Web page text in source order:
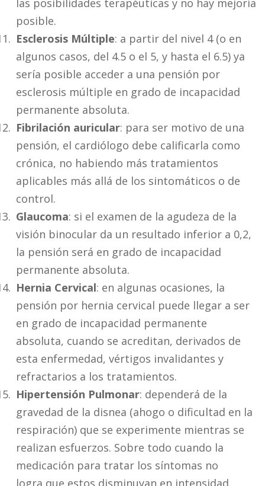
posible.
Esclerosis Múltiple: a partir del nivel 4 (o en
algunos casos, del 4.5 o el 5, y hasta el 6.5) ya
sería posible acceder a una pensión por
esclerosis múltiple en grado de incapacidad
permanente absoluta.
Fibrilación auricular: para ser motivo de una
pensión, el cardiólogo debe calificarla como
crónica, no habiendo más tratamientos
aplicables más allá de los sintomáticos o de
control.
Glaucoma: si el examen de la agudeza de la
visión binocular da un resultado inferior a 0,2,
la pensión será en grado de incapacidad
permanente absoluta.
Hernia Cervical: en algunas ocasiones, la
pensión por hernia cervical puede llegar a ser
en grado de incapacidad permanente
absoluta, cuando se acreditan, derivados de
esta enfermedad, vértigos invalidantes y
refractarios a los tratamientos.
Hipertensión Pulmonar: dependerá de la
gravedad de la disnea (ahogo o dificultad en la
respiración) que se experimente mientras se
realizan esfuerzos. Sobre todo cuando la
medicación para tratar los síntomas no
logra que estos disminuyan en intensidad.